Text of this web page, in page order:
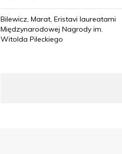
Bilewicz, Marat, Eristavi laureatami
Międzynarodowej Nagrody im.
Witolda Pileckiego